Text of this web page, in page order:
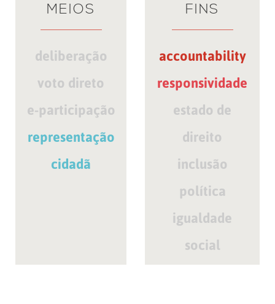
MEIOS
deliberação
voto direto
e-participação
representação
cidadã
FINS
accountability
responsividade
estado de
direito
inclusão
política
igualdade
social